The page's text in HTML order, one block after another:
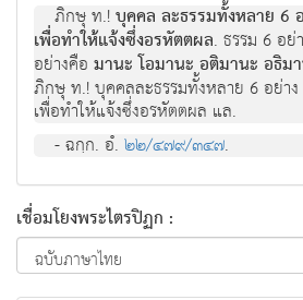
ภิกษุ ท.!บุคคล ละธรรมทั้งหลาย 6
เพื่อทำให้แจ้งซึ่งอรหัตตผล. ธรรม 6 อย่
อย่างคือ มานะ โอมานะ อติมานะ อธิม
ภิกษุ ท.! บุคคลละธรรมทั้งหลาย 6 อย่า
เพื่อทำให้แจ้งซึ่งอรหัตตผล แล.
- ฉกฺก. อํ.๒๒/๔๗๙/๓๔๗.
เชื่อมโยงพระไตรปิฏก :